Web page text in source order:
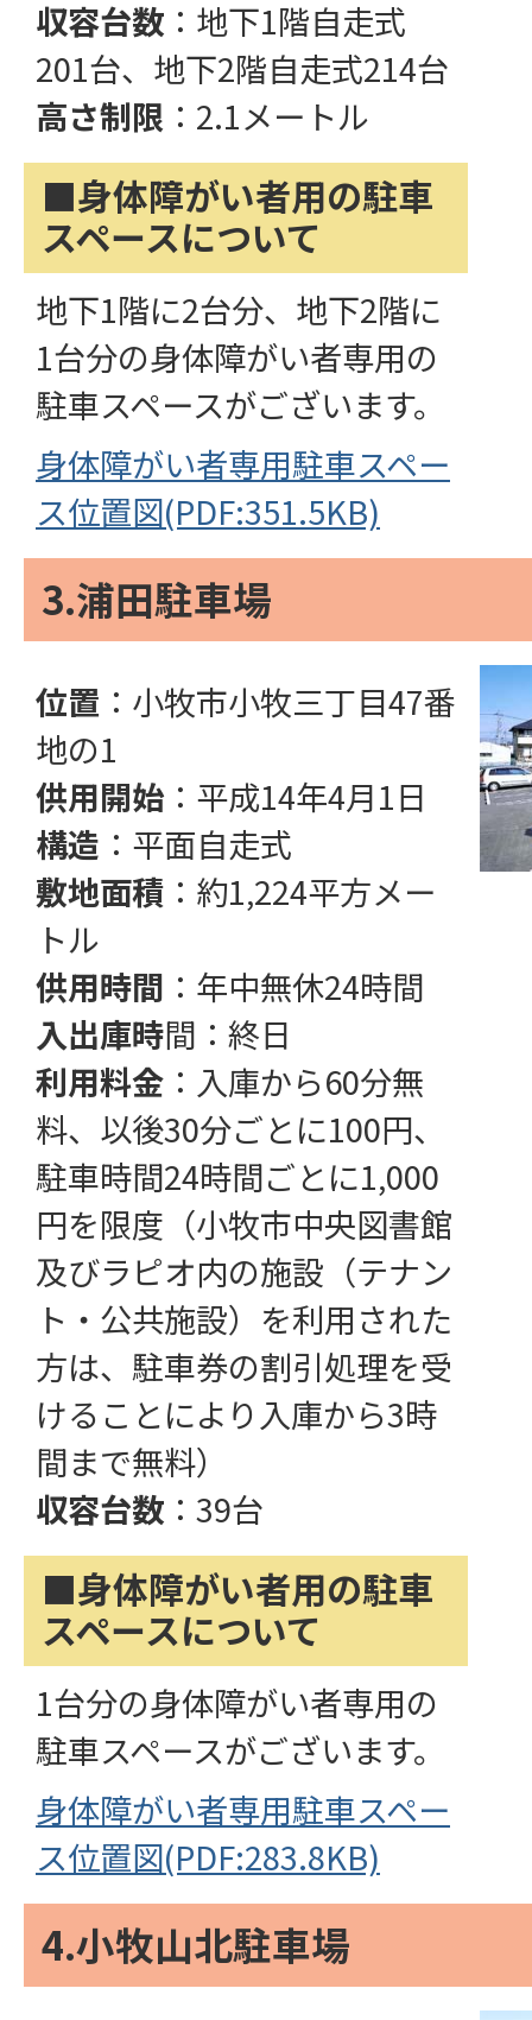
収容台数 ：地下1階自走式
201台、地下2階自走式214台
高さ制限 ：2.1メートル
■身体障がい者用の駐車
スペースについて
地下1階に2台分、地下2階に
1台分の身体障がい者専用の
駐車スペースがございます。
身体障がい者専用駐車スペー
ス位置図(PDF:351.5KB)
3.浦田駐車場
位置 ：小牧市小牧三丁目47番
地の1
供用開始 ：平成14年4月1日
構造 ：平面自走式
敷地面積 ：約1,224平方メー
トル
供用時間 ：年中無休24時間
入出庫時間：終日
利用料金 ：入庫から60分無
料、以後30分ごとに100円、
駐車時間24時間ごとに1,000
円を限度（小牧市中央図書館
及びラピオ内の施設（テナン
ト・公共施設）を利用された
方は、駐車券の割引処理を受
けることにより入庫から3時
間まで無料）
収容台数 ：39台
■身体障がい者用の駐車
スペースについて
1台分の身体障がい者専用の
駐車スペースがございます。
身体障がい者専用駐車スペー
ス位置図(PDF:283.8KB)
4.小牧山北駐車場